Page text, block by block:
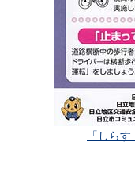
「しら